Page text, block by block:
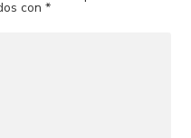
con*